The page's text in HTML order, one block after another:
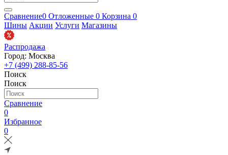
Сравнение0 Отложенные 0 Корзина 0
Шины Акции Услуги Магазины
Распродажа
Город: Москва
+7 (499) 288-85-56
Поиск
Поиск
Сравнение
0
Избранное
0